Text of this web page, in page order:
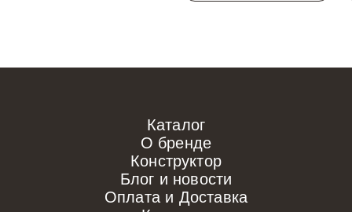
Каталог
О бренде
Конструктор
Блог и новости
Оплата и Доставка